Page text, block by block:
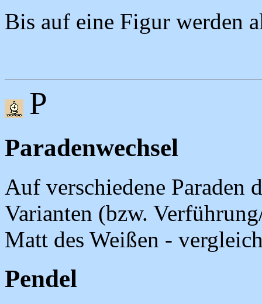
Bis auf eine Figur werden
P
Paradenwechsel
Auf verschiedene Paraden
Varianten (bzw.
Matt des Weißen -
Pendel